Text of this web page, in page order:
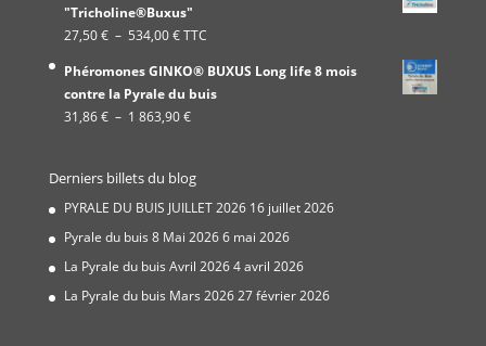
19,99 €
à
337,00 €
"Tricholine®Buxus"
27,50€ – 534,00€Plage
prix :
27,50 €
à
TTC
Phéromones GINKO® BUXUS Long life 8 mois
contre la Pyrale du buis
31,86€ – 1 863,90€Plage
31,86 €
à
1
Derniers billets du blog
PYRALE DU BUIS JUILLET 2026 16 juillet 2026
Pyrale du buis 8 Mai 20266 mai 2026
La Pyrale du buis Avril 20264 avril 2026
La Pyrale du buis Mars 202627 février 2026